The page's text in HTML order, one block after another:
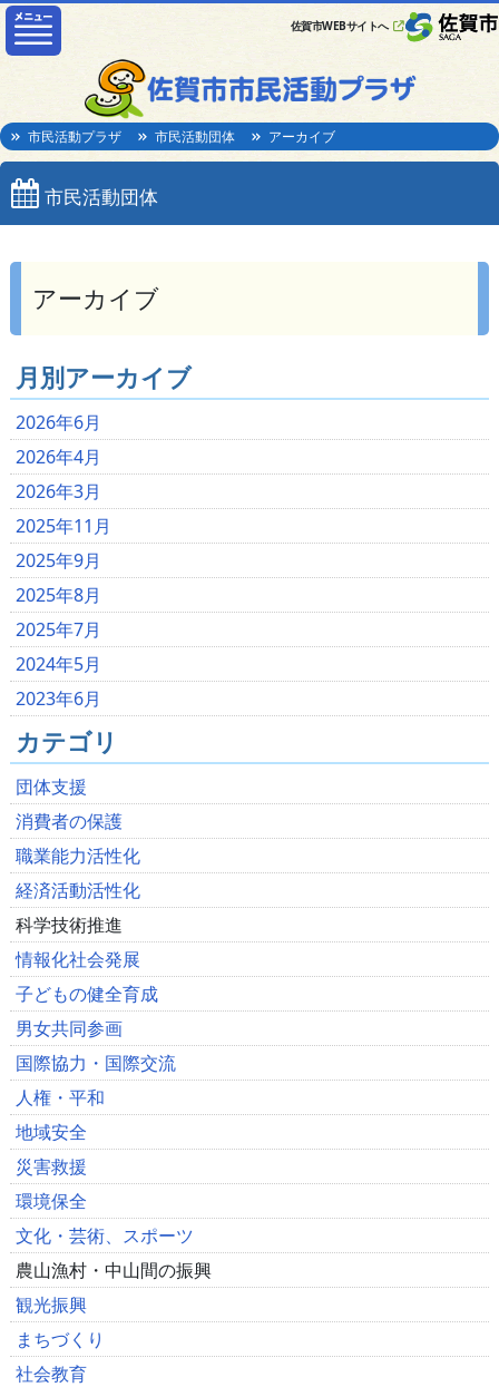
佐賀市WEBサイトへ
市民活動プラザ 市民活動団体 アーカイブ
市民活動団体
アーカイブ
月別アーカイブ
2026年6月
2026年4月
2026年3月
2025年11月
2025年9月
2025年8月
2025年7月
2024年5月
2023年6月
カテゴリ
団体支援
消費者の保護
職業能力活性化
経済活動活性化
科学技術推進
情報化社会発展
子どもの健全育成
男女共同参画
国際協力・国際交流
人権・平和
地域安全
災害救援
環境保全
文化・芸術、スポーツ
農山漁村・中山間の振興
観光振興
まちづくり
社会教育